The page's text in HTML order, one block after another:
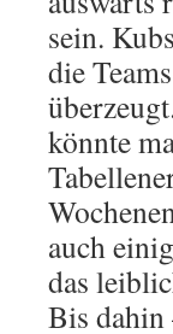
sein.
die
könnte
auch
das
Bis